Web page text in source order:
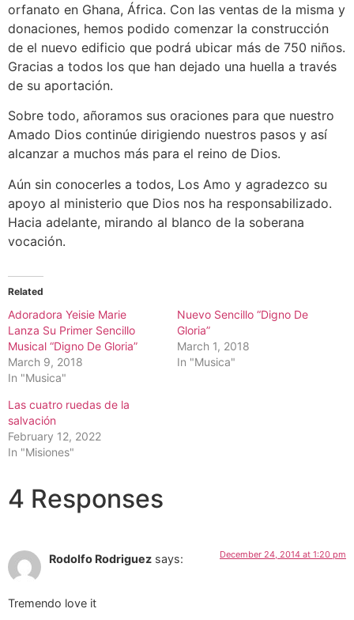
orfanato en Ghana, África. Con las ventas de la misma y
donaciones, hemos podido comenzar la construcción
de el nuevo edificio que podrá ubicar más de 750 niños.
Gracias a todos los que han dejado una huella a través
de su aportación.
Sobre todo, añoramos sus oraciones para que nuestro
Amado Dios continúe dirigiendo nuestros pasos y así
alcanzar a muchos más para el reino de Dios.
Aún sin conocerles a todos, Los Amo y agradezco su
apoyo al ministerio que Dios nos ha responsabilizado.
Hacia adelante, mirando al blanco de la soberana
vocación.
Related
Adoradora Yeisie Marie
Lanza Su Primer Sencillo
Musical “Digno De Gloria”
March 9, 2018
In "Musica"
Nuevo Sencillo “Digno De
Gloria”
March 1, 2018
In "Musica"
Las cuatro ruedas de la
salvación
February 12, 2022
In "Misiones"
4 Responses
Rodolfo Rodriguez says: December 24, 2014 at 1:20 pm
Tremendo love it